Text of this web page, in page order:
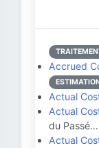
Accrued
Actual
Actual
du Passé…
Actual